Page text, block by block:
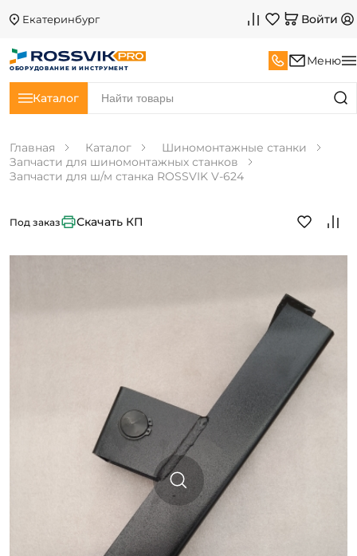
Екатеринбург Войти
ОБОРУДОВАНИЕ И ИНСТРУМЕНТ
Меню
Каталог
Главная Каталог
Шиномонтажные станки
Запчасти для шиномонтажных станков
Запчасти для ш/м станка ROSSVIK V-624
Под заказ Скачать КП